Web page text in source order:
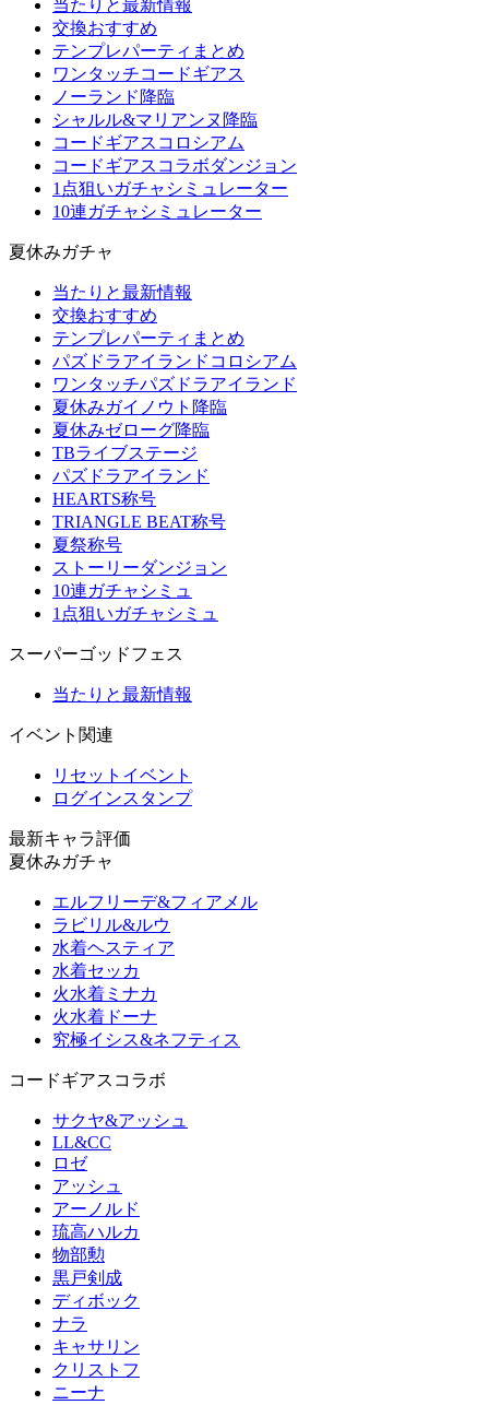
当たりと最新情報
交換おすすめ
テンプレパーティまとめ
ワンタッチコードギアス
ノーランド降臨
シャルル&マリアンヌ降臨
コードギアスコロシアム
コードギアスコラボダンジョン
1点狙いガチャシミュレーター
10連ガチャシミュレーター
夏休みガチャ
当たりと最新情報
交換おすすめ
テンプレパーティまとめ
パズドラアイランドコロシアム
ワンタッチパズドラアイランド
夏休みガイノウト降臨
夏休みゼローグ降臨
TBライブステージ
パズドラアイランド
HEARTS称号
TRIANGLE BEAT称号
夏祭称号
ストーリーダンジョン
10連ガチャシミュ
1点狙いガチャシミュ
スーパーゴッドフェス
当たりと最新情報
イベント関連
リセットイベント
ログインスタンプ
最新キャラ評価
夏休みガチャ
エルフリーデ&フィアメル
ラビリル&ルウ
水着ヘスティア
水着セッカ
火水着ミナカ
火水着ドーナ
究極イシス&ネフティス
コードギアスコラボ
サクヤ&アッシュ
LL&CC
ロゼ
アッシュ
アーノルド
琉高ハルカ
物部勲
黒戸剣成
ディボック
ナラ
キャサリン
クリストフ
ニーナ